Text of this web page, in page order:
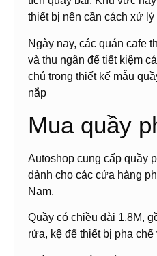
thiết bị nên cần cách xử
Ngày nay, các quán cafe
và thu ngân để tiết kiệm
chú trọng thiết kế mẫu
nắp
Mua quầy
Autoshop cung cấp quầy
dành cho các cửa hàng
Nam.
Quầy có chiều dài 1.8M,
rửa, kệ để thiết bị pha chế